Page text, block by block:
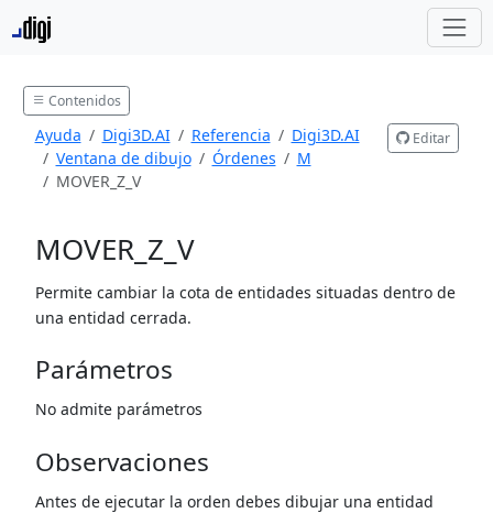
Contenidos
Ayuda Digi3D.AI Referencia
Digi3D.AI
Ventana de dibujo
Órdenes
M
MOVER_Z_V
Editar
MOVER_Z_V
Permite cambiar la cota de entidades situadas dentro de
una entidad cerrada.
Parámetros
No admite parámetros
Observaciones
Antes de ejecutar la orden debes dibujar una entidad